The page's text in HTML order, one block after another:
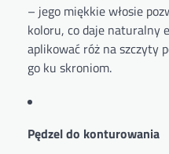
– jego miękkie włosie
koloru, co daje naturalny
aplikować róż na szczyty
go ku skroniom.
Pędzel do konturowania